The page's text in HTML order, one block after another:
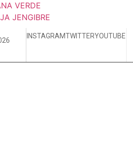
VERDE
JENGIBRE
INSTAGRAMTWITTERYOUTUBE